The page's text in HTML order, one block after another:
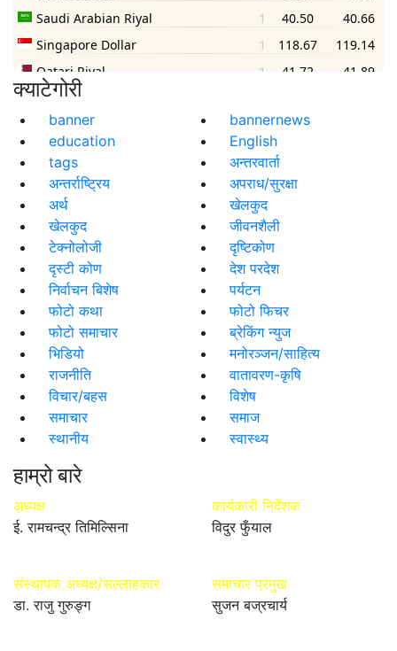
क्याटेगोरी
banner
bannernews
education
English
tags
अन्तरवार्ता
अन्तर्राष्ट्रिय
अपराध/सुरक्षा
अर्थ
खेलकुद
खेलकुद
जीवनशैली
टेक्नोलोजी
दृष्टिकोण
दृस्टी कोण
देश परदेश
निर्वाचन बिशेष
पर्यटन
फोटो कथा
फोटो फिचर
फोटो समाचार
ब्रेकिंग न्युज
भिडियो
मनोरञ्जन/साहित्य
राजनीति
वातावरण-कृषि
विचार/बहस
विशेष
समाचार
समाज
स्थानीय
स्वास्थ्य
हाम्रो बारे
अध्यक्ष
ई. रामचन्द्र तिमिल्सिना
संस्थापक अध्यक्ष/सल्लाहकार
डा. राजु गुरुङ्ग
कार्यकारी निर्देशक
विदुर फुँयाल
समाचार प्रमुख
सुजन बज्रचार्य